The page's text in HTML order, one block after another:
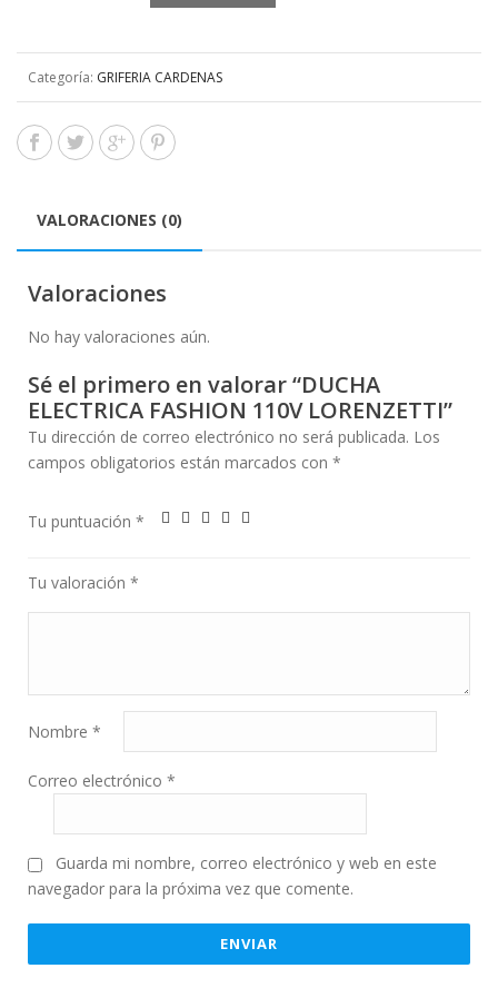
Categoría: GRIFERIA CARDENAS
VALORACIONES (0)
Valoraciones
No hay valoraciones aún.
Sé el primero en valorar “DUCHA
ELECTRICA FASHION 110V LORENZETTI”
Tu dirección de correo electrónico no será publicada. Los
campos obligatorios están marcados con *
Tu puntuación *
Tu valoración *
Nombre *
Correo electrónico *
Guarda mi nombre, correo electrónico y web en este
navegador para la próxima vez que comente.